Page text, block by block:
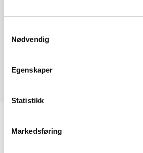
Nødvendig
Egenskaper
Statistikk
Markedsføring